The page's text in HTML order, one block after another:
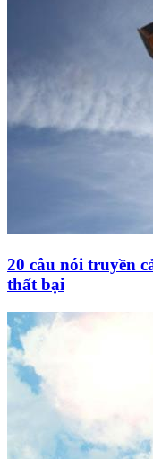
20 câu nói truyền
thất bại